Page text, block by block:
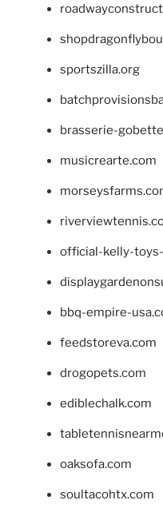
sportszilla.org
brasserie-
musicrearte.com
official-kelly-
bbq-empire-
feedstoreva.com
drogopets.com
ediblechalk.com
oaksofa.com
soultacohtx.com